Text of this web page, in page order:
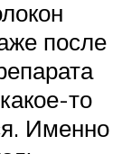
после
то
Именно